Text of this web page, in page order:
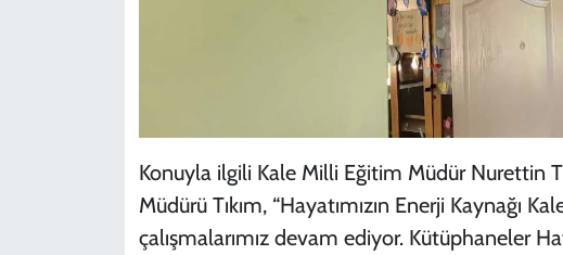
Konuyla ilgili Kale Milli Eğitim Müdür Nurettin
Müdürü Tıkım, “Hayatımızın Enerji Kaynağı
çalışmalarımız devam ediyor. Kütüphaneler